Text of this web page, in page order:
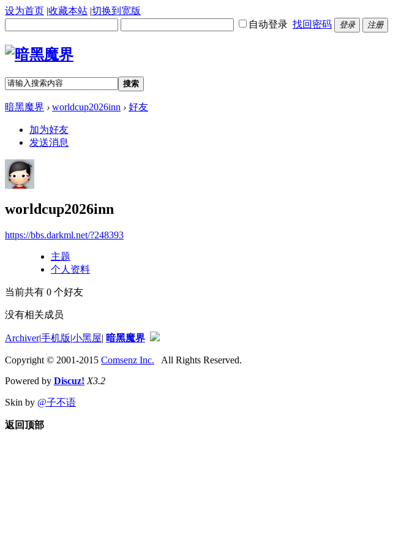
设为首页 |收藏本站 |切换到宽版
自动登录 找回密码 登录 注册
搜索
暗黑魔界 › worldcup2026inn › 好友
加为好友
发送消息
worldcup2026inn
https://bbs.darkml.net/?248393
主题
个人资料
当前共有 0 个好友
没有相关成员
Archiver|手机版|小黑屋| 暗黑魔界
Copyright © 2001-2015 Comsenz Inc. All Rights Reserved.
Powered by Discuz! X3.2
Skin by @子不语
返回顶部